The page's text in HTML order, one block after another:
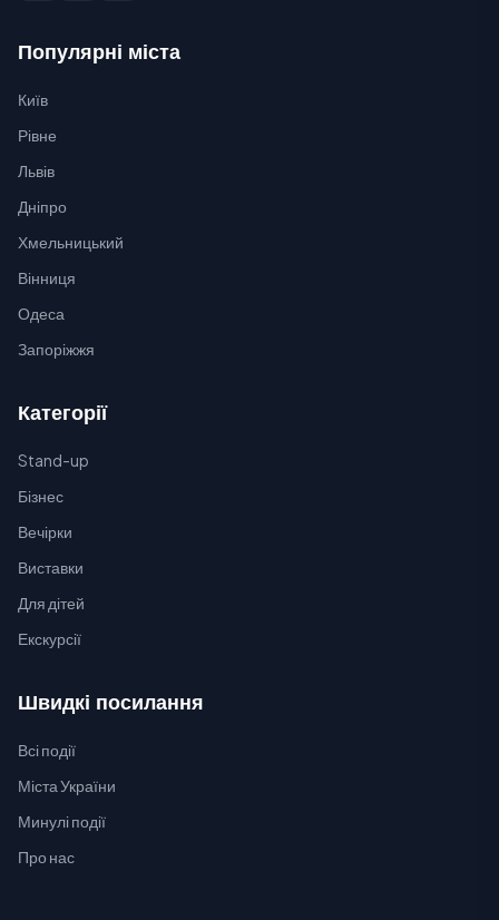
Популярні міста
Київ
Рівне
Львів
Дніпро
Хмельницький
Вінниця
Одеса
Запоріжжя
Категорії
Stand-up
Бізнес
Вечірки
Виставки
Для дітей
Екскурсії
Швидкі посилання
Всі події
Міста України
Минулі події
Про нас